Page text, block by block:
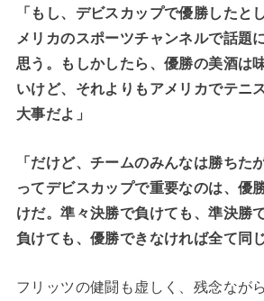
「もし、デビスカップで優勝したと
メリカのスポーツチャンネルで話題
思う。もしかしたら、優勝の美酒は
いけど、それよりもアメリカでテニ
大事だよ」
「だけど、チームのみんなは勝ちた
ってデビスカップで重要なのは、優
けだ。準々決勝で負けても、準決勝
負けても、優勝できなければ全て同
フリッツの健闘も虚しく、残念なが